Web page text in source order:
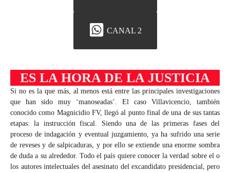
CANAL 2
ES LA HORA DE LA JUSTICIA
Si no es la que más, al menos está entre las principales investigaciones
que han sido muy ‘manoseadas’. El caso Villavicencio, también
conocido como Magnicidio FV, llegó al punto final de una de sus tantas
etapas: la instrucción fiscal. Siendo una de las primeras fases del
proceso de indagación y eventual juzgamiento, ya ha sufrido una serie
de reveses y de salpicaduras, y por ello se extiende una enorme sombra
de duda a su alrededor. Todo el país quiere conocer la verdad sobre el o
los autores intelectuales del asesinato del excandidato presidencial, pero